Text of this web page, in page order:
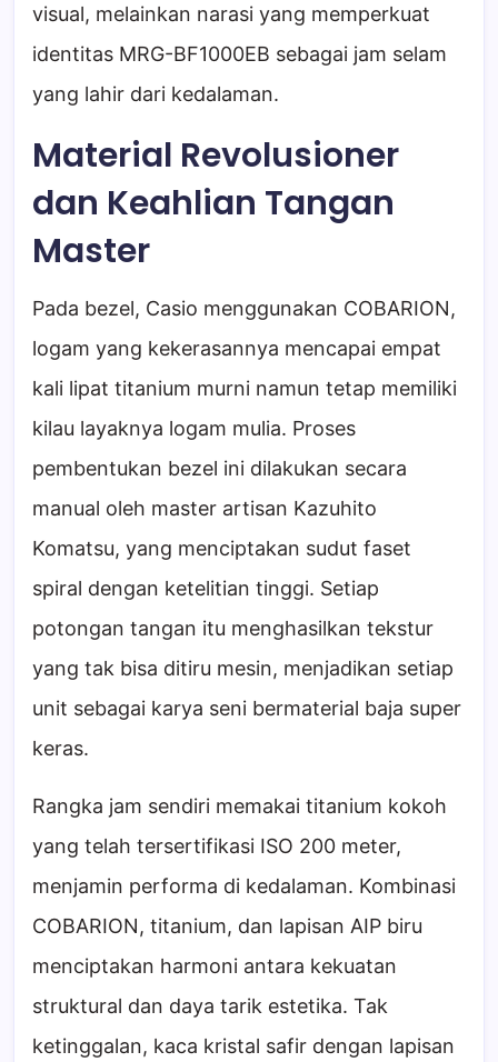
visual, melainkan narasi yang memperkuat
identitas MRG-BF1000EB sebagai jam selam
yang lahir dari kedalaman.
Material Revolusioner
dan Keahlian Tangan
Master
Pada bezel, Casio menggunakan COBARION,
logam yang kekerasannya mencapai empat
kali lipat titanium murni namun tetap memiliki
kilau layaknya logam mulia. Proses
pembentukan bezel ini dilakukan secara
manual oleh master artisan Kazuhito
Komatsu, yang menciptakan sudut faset
spiral dengan ketelitian tinggi. Setiap
potongan tangan itu menghasilkan tekstur
yang tak bisa ditiru mesin, menjadikan setiap
unit sebagai karya seni bermaterial baja super
keras.
Rangka jam sendiri memakai titanium kokoh
yang telah tersertifikasi ISO 200 meter,
menjamin performa di kedalaman. Kombinasi
COBARION, titanium, dan lapisan AIP biru
menciptakan harmoni antara kekuatan
struktural dan daya tarik estetika. Tak
ketinggalan, kaca kristal safir dengan lapisan